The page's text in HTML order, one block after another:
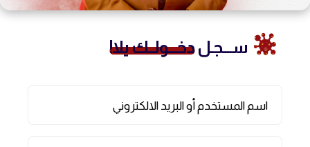
ســـجـلدخـــولــك يلا!
اسم المستخدم أو البريد الالكتروني